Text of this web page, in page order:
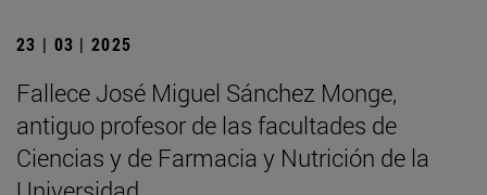
23 | 03 | 2025
Fallece José Miguel Sánchez Monge,
antiguo profesor de las facultades de
Ciencias y de Farmacia y Nutrición de la